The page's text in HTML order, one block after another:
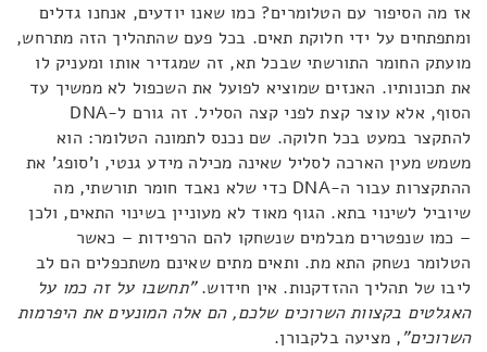
אז מה הסיפור עם הטלומרים? כמו שאנו יודעים, אנחנו גדלים
ומתפתחים על ידי חלוקת תאים. בכל פעם שהתהליך הזה מתרחש,
מועתק החומר התורשתי שבכל תא, זה שמגדיר אותו ומעניק לו
את תכונותיו. האנזים שמוציא לפועל את השכפול לא ממשיך עד
הסוף, אלא עוצר קצת לפני קצה הסליל. זה גורם ל-DNA
להתקצר במעט בכל חלוקה. שם נכנס לתמונה הטלומר: הוא
משמש מעין הארכה לסליל שאינה מכילה מידע גנטי, ו'סופג' את
ההתקצרות עבור ה-DNA כדי שלא נאבד חומר תורשתי, מה
שיוביל לשינוי בתא. הגוף מאוד לא מעוניין בשינוי התאים, ולכן
– כמו שנפטרים מבלמים שנשחקו להם הרפידות – כאשר
הטלומר נשחק התא מת. ותאים מתים שאינם משתכפלים הם לב
ליבו של תהליך ההזדקנות. אין חידוש."תחשבו על זה כמו על
האגלטים בקצוות השרוכים שלכם, הם אלה המונעים את היפרמות
השרוכים", מציעה בלקבורן.